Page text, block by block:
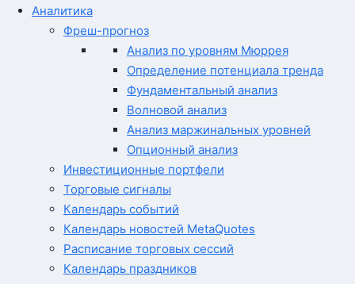
Аналитика
Фреш-прогноз
Анализ по уровням Мюррея
Определение потенциала тренда
Фундаментальный анализ
Волновой анализ
Анализ маржинальных уровней
Опционный анализ
Инвестиционные портфели
Торговые сигналы
Календарь событий
Календарь новостей MetaQuotes
Расписание торговых сессий
Календарь праздников